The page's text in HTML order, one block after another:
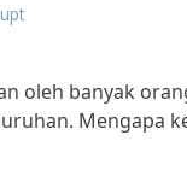
oleh banyak
Mengapa